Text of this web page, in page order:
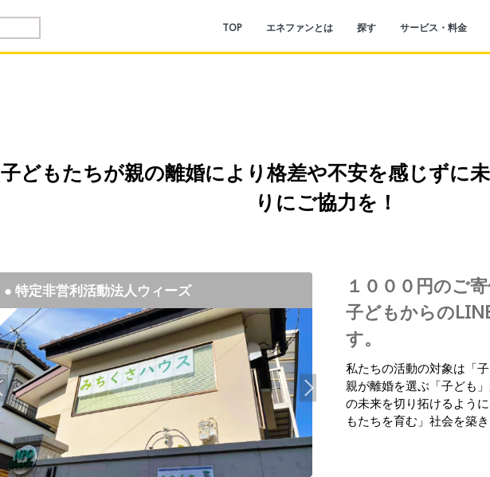
TOP エネファンとは 探す サービス・料金
子どもたちが親の離婚により格差や不安を感じずに
りにご協力を！
● 特定非営利活動法人ウィーズ
● 特定非営利活動法人ウィーズ
● 特定非営利活動法人ウィーズ
● 特定非営利活動法人ウィーズ
１０００円のご
子どもからの
す。
私たちの活動の対象は「子
親が離婚を選ぶ「子ども
の未来を切り拓けるよう
もたちを育む」社会を築